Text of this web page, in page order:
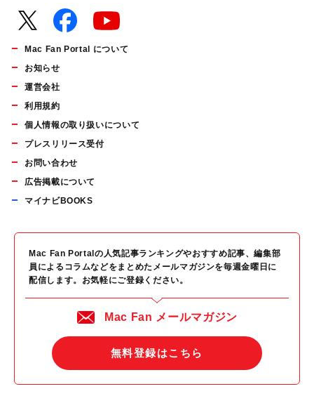
Mac Fan Portal について
お知らせ
運営会社
利用規約
個人情報の取り扱いについて
プレスリリース受付
お問い合わせ
広告掲載について
マイナビBOOKS
Mac Fan Portalの人気記事ランキングやおすすめ記事、編集部
員によるコラムなどをまとめたメールマガジンを毎週金曜日に
配信します。お気軽にご登録ください。
Mac Fan メールマガジン
無料登録はこちら